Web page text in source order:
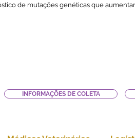
de mutações genéticas que
INFORMAÇÕES DE COLETA